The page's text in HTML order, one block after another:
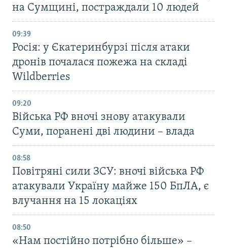
на Сумщині, постраждали 10 людей
09:39
Росія: у Єкатеринбурзі після атаки
дронів почалася пожежа на складі
Wildberries
09:20
Війська РФ вночі знову атакували
Суми, поранені дві людини – влада
08:58
Повітряні сили ЗСУ: вночі війська РФ
атакували Україну майже 150 БпЛА, є
влучання на 15 локаціях
08:50
«Нам постійно потрібно більше» –